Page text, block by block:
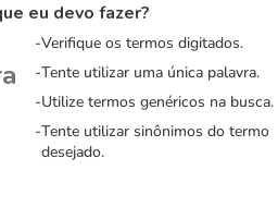
eu devo fazer?
Verifique os termos digitados.
Tente utilizar uma única palavra.
Utilize termos genéricos na busca.
Tente utilizar sinônimos do termo
desejado.